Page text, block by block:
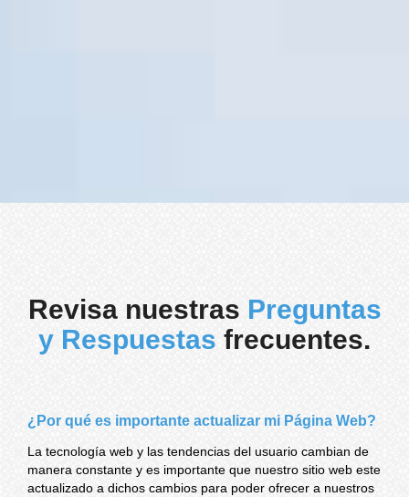
Revisa nuestras Preguntas
y Respuestas frecuentes.
¿Por qué es importante actualizar mi Página Web?
La tecnología web y las tendencias del usuario cambian de
manera constante y es importante que nuestro sitio web este
actualizado a dichos cambios para poder ofrecer a nuestros